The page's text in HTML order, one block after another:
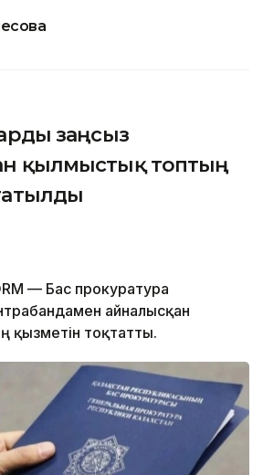
заңсыз
қылмыстық топтың
— Бас прокуратура
айналысқан
қызметін тоқтатты.